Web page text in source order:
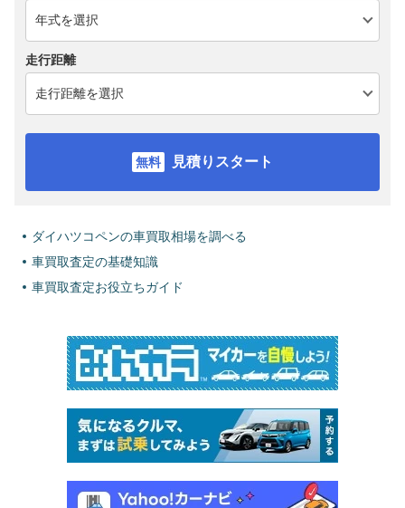
走行距離
見積りスタート
ダイハツコペンの車買取相場を調べる
車買取査定の基礎知識
車買取査定お役立ちガイド